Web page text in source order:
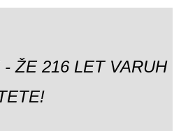
ŽE 216 LET VARUH